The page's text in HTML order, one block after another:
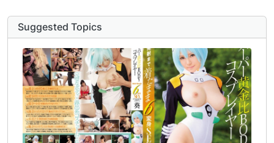
Suggested Topics